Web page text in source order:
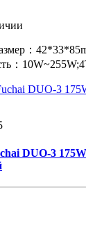
：
：
DUO-3